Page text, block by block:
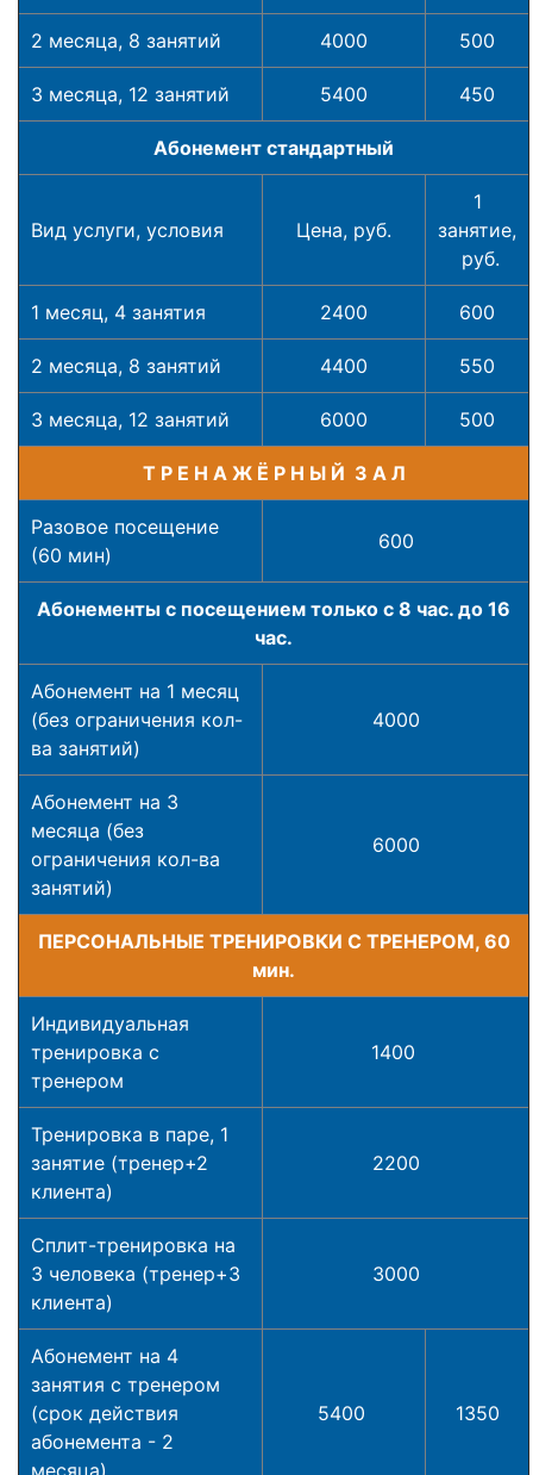
2 месяца, 8 занятий 4000 500
3 месяца, 12 занятий 5400 450
Абонемент стандартный
Вид услуги, условия Цена, руб.
1
занятие,
руб.
1 месяц, 4 занятия 2400 600
2 месяца, 8 занятий 4400 550
3 месяца, 12 занятий 6000 500
Т Р Е Н А Ж Ё Р Н Ы Й З А Л
Разовое посещение
(60 мин)
600
Абонементы с посещением только с 8 час. до 16
час.
Абонемент на 1 месяц
(без ограничения кол-
ва занятий)
4000
Абонемент на 3
месяца (без
ограничения кол-ва
занятий)
6000
ПЕРСОНАЛЬНЫЕ ТРЕНИРОВКИ С ТРЕНЕРОМ, 60
мин.
Индивидуальная
тренировка с
тренером
1400
Тренировка в паре, 1
занятие (тренер+2
клиента)
2200
Сплит-тренировка на
3 человека (тренер+3
клиента)
3000
Абонемент на 4
занятия с тренером
(срок действия
абонемента - 2
месяца)
5400 1350